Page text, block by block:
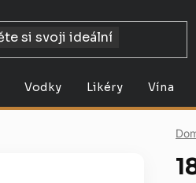
Vodky Likéry Vína